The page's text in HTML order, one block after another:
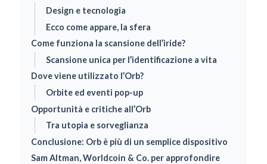
Design e tecnologia
Ecco come appare, la sfera
Come funziona la scansione dell’iride?
Scansione unica per l’identificazione a vita
Dove viene utilizzato l’Orb?
Orbite ed eventi pop-up
Opportunità e critiche all’Orb
Tra utopia e sorveglianza
Conclusione: Orb è più di un semplice dispositivo
Sam Altman, Worldcoin & Co. per approfondire